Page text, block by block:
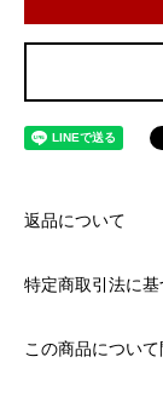
返品について
特定商取引法に
この商品につい